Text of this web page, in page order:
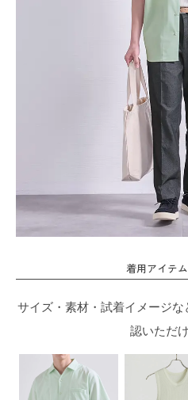
着用アイテ
サイズ・素材・試着イメージ
認いただ